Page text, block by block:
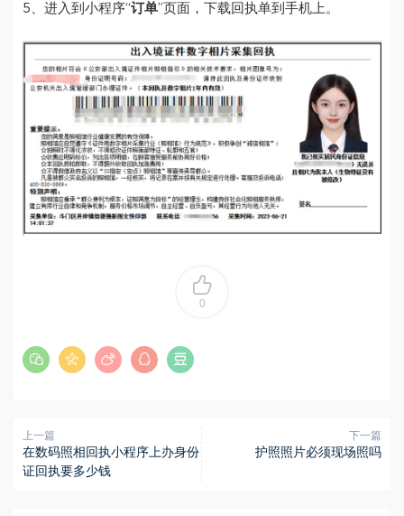
5、进入到小程序“订单”页面，下载回执单到手机上。
0
上一篇
在数码照相回执小程序上办身份
证回执要多少钱
下一篇
护照照片必须现场照吗